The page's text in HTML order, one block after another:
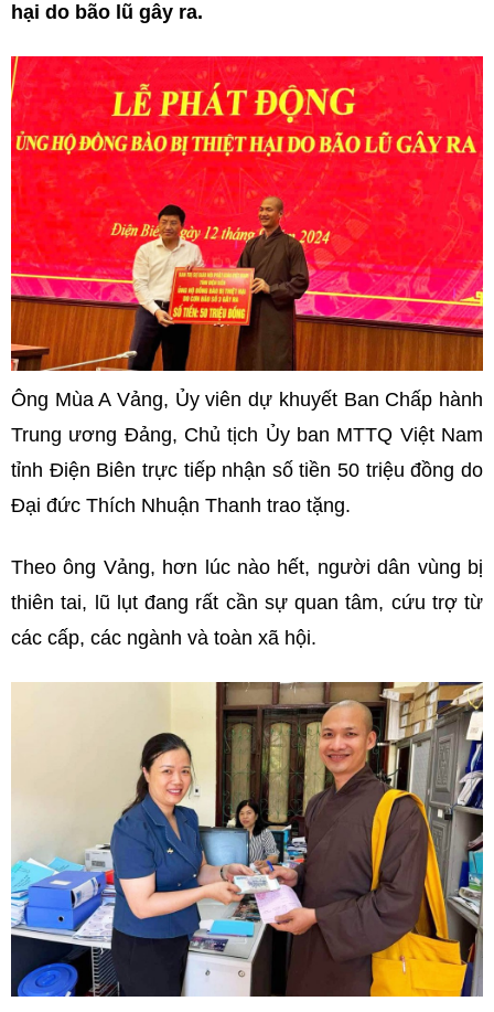
hại do bão lũ gây ra.
Ông Mùa A Vảng, Ủy viên dự khuyết Ban Chấp hành
Trung ương Đảng, Chủ tịch Ủy ban MTTQ Việt Nam
tỉnh Điện Biên trực tiếp nhận số tiền 50 triệu đồng do
Đại đức Thích Nhuận Thanh trao tặng.
Theo ông Vảng, hơn lúc nào hết, người dân vùng bị
thiên tai, lũ lụt đang rất cần sự quan tâm, cứu trợ từ
các cấp, các ngành và toàn xã hội.